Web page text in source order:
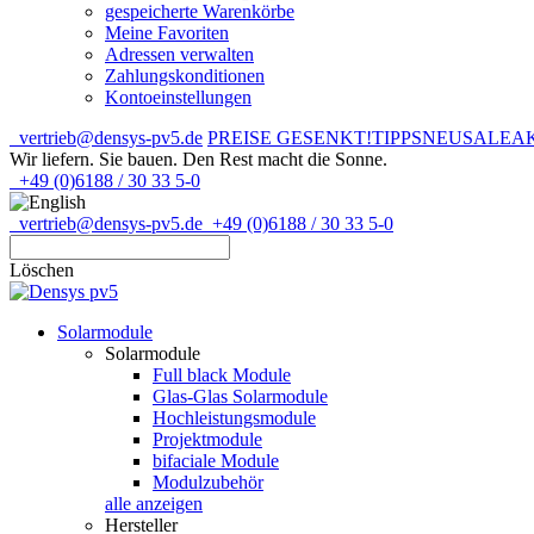
gespeicherte Warenkörbe
Meine Favoriten
Adressen verwalten
Zahlungskonditionen
Kontoeinstellungen
vertrieb@densys-pv5.de PREISE GESENKT!TIPPSNEUSALE
Wir liefern. Sie bauen. Den Rest macht die Sonne.
+49 (0)6188 / 30 33 5-0
vertrieb@densys-pv5.de +49 (0)6188 / 30 33 5-0
Löschen
Solarmodule
Solarmodule
Full black Module
Glas-Glas Solarmodule
Hochleistungsmodule
Projektmodule
bifaciale Module
Modulzubehör
alle anzeigen
Hersteller